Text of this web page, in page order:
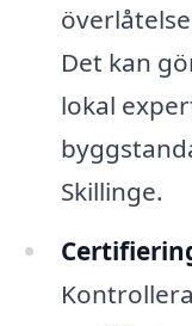
Det kan
lokal
Skillinge.